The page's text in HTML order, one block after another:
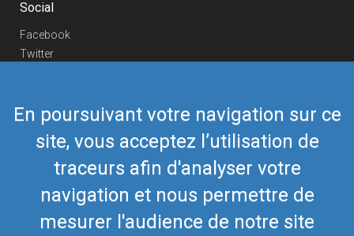
En poursuivant votre navigation sur ce
site, vous acceptez l’utilisation de
traceurs afin d'analyser votre
navigation et nous permettre de
mesurer l'audience de notre site
Social
Facebook
Twitter
Telegram
Nous contacter
Téléphone Europe +352 26441835
Téléphone US/Canada
418-592-8862
airmate@airmate.aero
(c) Myriel Aviation SA